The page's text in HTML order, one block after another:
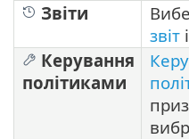
Звіти
звіт
Керування
політиками